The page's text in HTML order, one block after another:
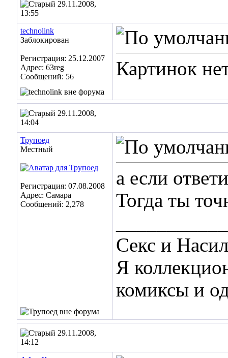
29.11.2008,
13:55
technolink
Заблокирован
Регистрация: 25.12.2007
Адрес: 63reg
Сообщений: 56
Картинок
29.11.2008,
14:04
Трупоед
Местный
Регистрация: 07.08.2008
Адрес: Самара
Сообщений: 2,278
а если
Тогда ты
Секс и
Я
комиксы и
29.11.2008,
14:12